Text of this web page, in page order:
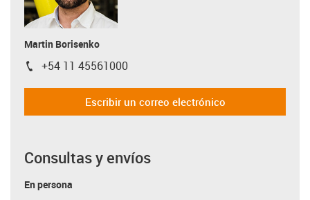
Martin Borisenko
igus-icon-phone
+54 11 45561000
Escribir un correo electrónico
Consultas y envíos
En persona